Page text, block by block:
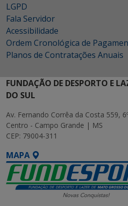
LGPD
Fala Servidor
Acessibilidade
Ordem Cronológica de
Planos de Contratações Anuais
FUNDAÇÃO DE DESPORTO E
DO SUL
Av. Fernando Corrêa da Costa 559,
Centro - Campo Grande | MS
CEP: 79004-311
MAPA